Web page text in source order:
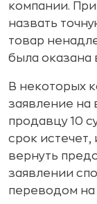
компании.
назвать
товар
была оказана
В некоторых
заявление на
продавцу 10
срок истечет,
вернуть
заявлении
переводом на